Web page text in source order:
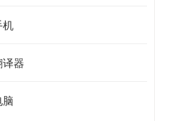
机
器
脑